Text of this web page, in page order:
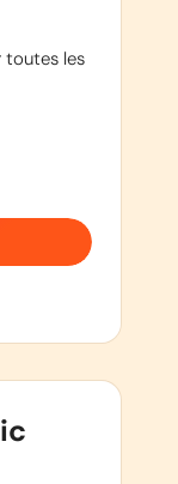
toutes les